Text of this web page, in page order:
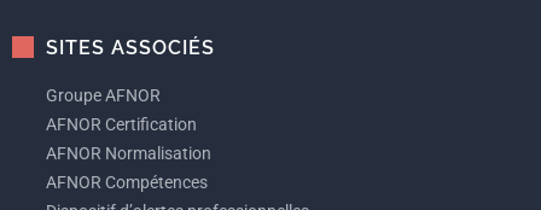
SITES ASSOCIÉS
Groupe AFNOR
AFNOR Certification
AFNOR Normalisation
AFNOR Compétences